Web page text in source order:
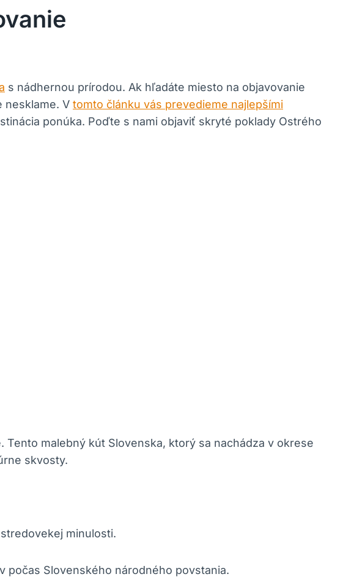
s nádhernou prírodou. Ak hľadáte miesto na objavovanie
nesklame. V tomto článku vás prevedieme najlepšími
ponúka. Poďte s nami objaviť skryté poklady Ostrého
malebný kút Slovenska, ktorý sa nachádza v okrese
skvosty.
minulosti.
Slovenského národného povstania.